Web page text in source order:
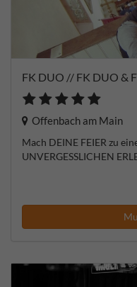
FK DUO // FK DUO &
Offenbach am Main
Mach DEINE FEIER zu
UNVERGESSLICHEN